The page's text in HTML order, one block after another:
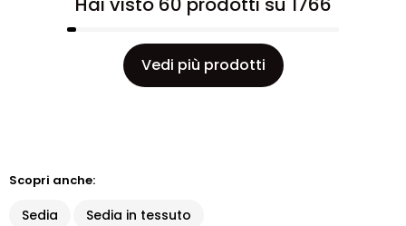
Vedi più prodotti
Scopri anche:
Sedia Sedia in tessuto